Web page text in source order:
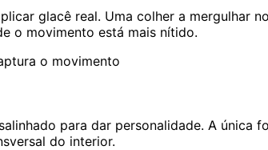
glacê real. Uma colher a mergulhar
o movimento está mais nítido.
o movimento
para dar personalidade. A única
do interior.